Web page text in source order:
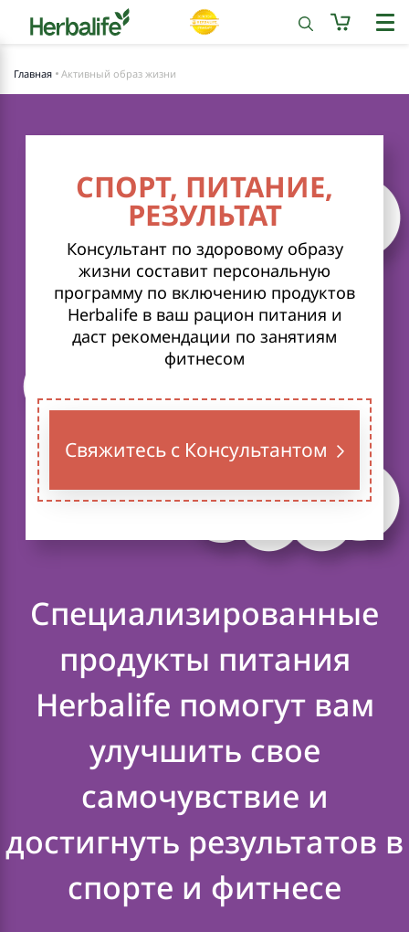
Главная Активный образ жизни
СПОРТ, ПИТАНИЕ,
РЕЗУЛЬТАТ
Консультант по здоровому образу
жизни составит персональную
программу по включению продуктов
Herbalife в ваш рацион питания и
даст рекомендации по занятиям
фитнесом
Свяжитесь с Консультантом
Специализированные
продукты питания
Herbalife помогут вам
улучшить свое
самочувствие и
достигнуть результатов в
спорте и фитнесе